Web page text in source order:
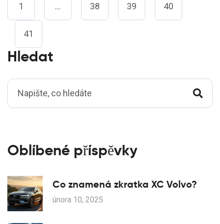
1 … 38 39 40
41
Hledat
Oblíbené příspěvky
Co znamená zkratka XC Volvo?
února 10, 2025